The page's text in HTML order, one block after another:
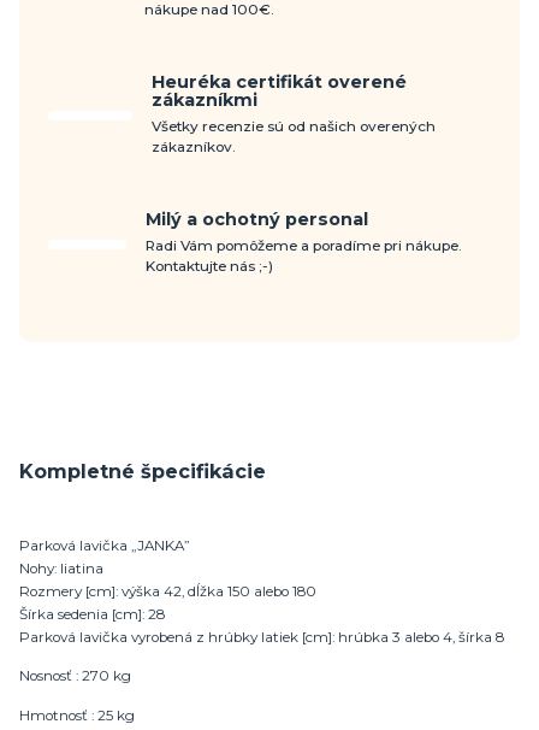
nákupe nad 100€.
Heuréka certifikát overené
zákazníkmi
Všetky recenzie sú od našich overených
zákazníkov.
Milý a ochotný personal
Radi Vám pomôžeme a poradíme pri nákupe.
Kontaktujte nás ;-)
Kompletné špecifikácie
Parková lavička „JANKA”
Nohy: liatina
Rozmery [cm]: výška 42, dĺžka 150 alebo 180
Šírka sedenia [cm]: 28
Parková lavička vyrobená z hrúbky latiek [cm]: hrúbka 3 alebo 4, šírka 8
Nosnosť : 270 kg
Hmotnosť : 25 kg